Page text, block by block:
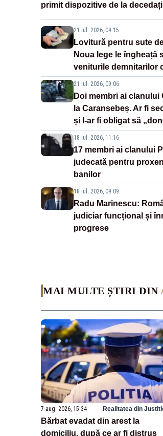
primit dispozitive de la decedați
21 iul. 2026, 09:15
Lovitură pentru sute
Noua lege le îngheață
veniturile demnitarilor
21 iul. 2026, 09:06
Doi membri ai
la Caransebeș. Ar fi
și l-ar fi obligat să
18 iul. 2026, 11:16
17 membri ai clanului
judecată pentru
banilor
18 iul. 2026, 09:09
Radu Marinescu:
judiciar funcțional și
progrese
MAI MULTE ȘTIRI DIN
7 aug. 2026, 15:34 Realitatea din
Bărbat evadat din arest la
domiciliu, după ce ar fi distrus